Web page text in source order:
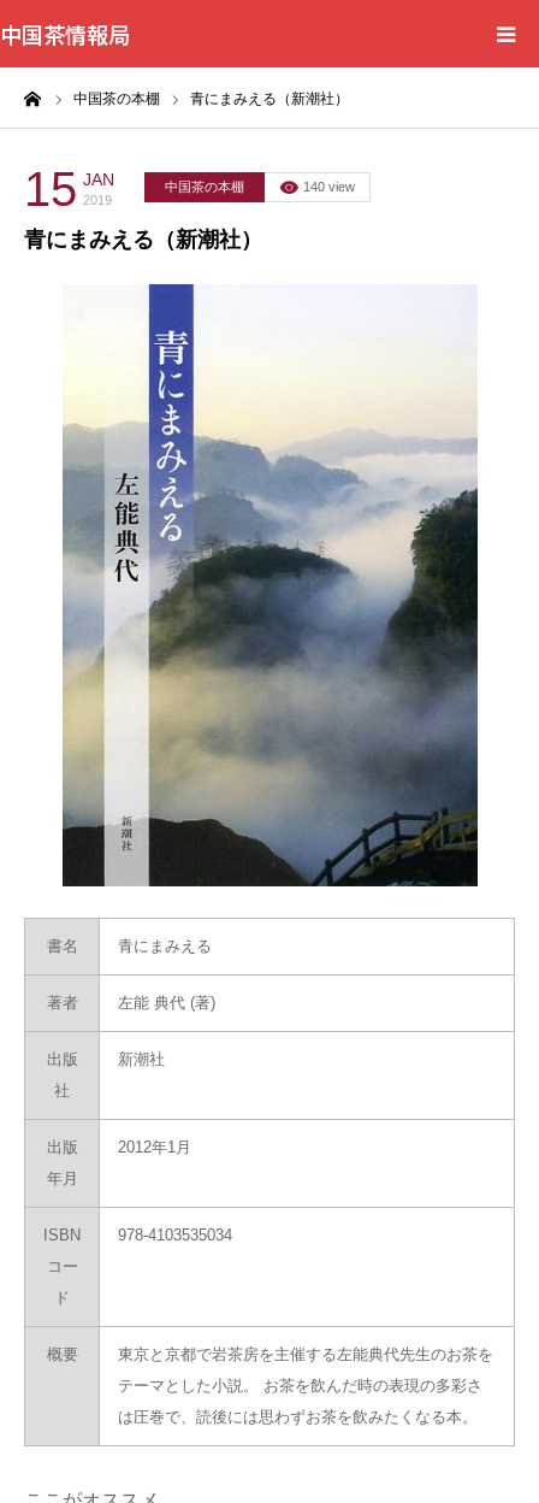
中国茶情報局
中国茶の本棚 青にまみえる（新潮社）
15 JAN
2019
中国茶の本棚 140 view
青にまみえる（新潮社）
書名 青にまみえる
著者 左能 典代 (著)
出版
社
新潮社
出版
年月
2012年1月
ISBN
コー
ド
978-4103535034
概要
東京と京都で岩茶房を主催する左能典代先生のお茶を
テーマとした小説。 お茶を飲んだ時の表現の多彩さ
は圧巻で、読後には思わずお茶を飲みたくなる本。
Home
News
BlogChecker
Books